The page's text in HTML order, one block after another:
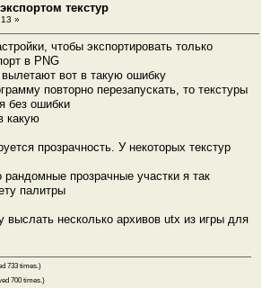
текстур
»
чтобы экспортировать только
в PNG
вот в такую ошибку
повторно перезапускать, то текстуры
без ошибки
какую
прозрачность. У некоторых текстур
прозрачные участки я так
палитры
выслать несколько архивов utx из игры для
733 times.)
700 times.)